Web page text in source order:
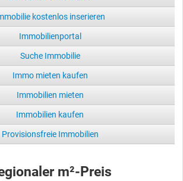
kostenlos inserieren
Immobilienportal
Suche Immobilie
Immo mieten kaufen
Immobilien mieten
Immobilien kaufen
Provisionsfreie Immobilien
m²-Preis